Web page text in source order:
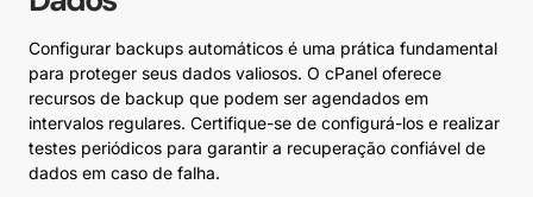
Configurar backups automáticos é uma prática fundamental
para proteger seus dados valiosos. O cPanel oferece
recursos de backup que podem ser agendados em
intervalos regulares. Certifique-se de configurá-los e realizar
testes periódicos para garantir a recuperação confiável de
dados em caso de falha.